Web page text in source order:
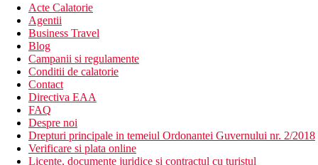
Acte Calatorie
Agentii
Business Travel
Blog
Campanii si regulamente
Conditii de calatorie
Contact
Directiva EAA
FAQ
Despre noi
Drepturi principale in temeiul Ordonantei Guvernului nr. 2/2018
Verificare si plata online
Licente, documente juridice si contractul cu turistul